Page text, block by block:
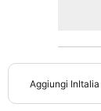
Aggiungi InItalia